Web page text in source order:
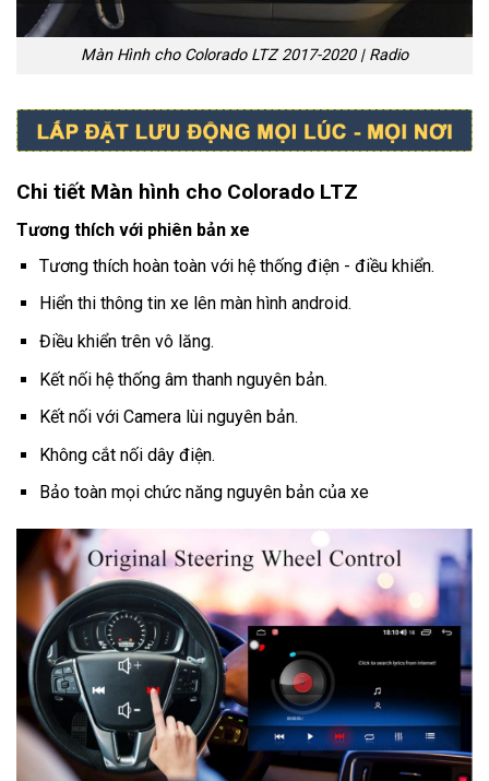
Màn Hình cho Colorado LTZ 2017-2020 | Radio
Chi tiết Màn hình cho Colorado LTZ
Tương thích với phiên bản xe
Tương thích hoàn toàn với hệ thống điện - điều khiển.
Hiển thi thông tin xe lên màn hình android.
Điều khiển trên vô lăng.
Kết nối hệ thống âm thanh nguyên bản.
Kết nối với Camera lùi nguyên bản.
Không cắt nối dây điện.
Bảo toàn mọi chức năng nguyên bản của xe